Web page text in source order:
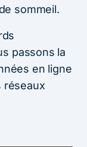
sommeil.
passons la
en ligne
réseaux